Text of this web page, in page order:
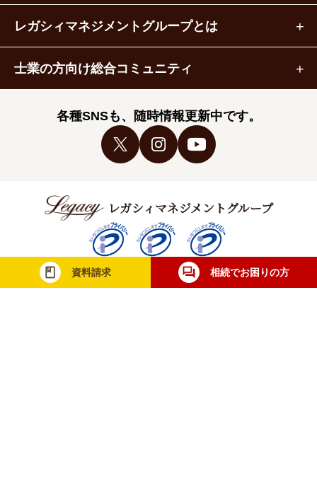
資料請求 相続でお困りの方
レガシィマネジメントグループとは
士業の方向け総合コミュニティ
各種SNSも、随時情報更新中です。
レガシィマネジメントグループ
税理士法人レガシィ 行政書士法人レガシィ